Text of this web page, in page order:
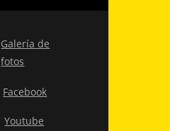
Galería de
fotos
Facebook
Youtube